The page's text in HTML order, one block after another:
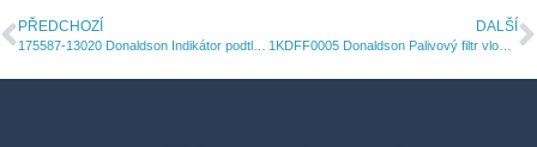
PŘEDCHOZÍ DALŠÍ
1KDFF0005 Donaldson Palivový filtr vložka